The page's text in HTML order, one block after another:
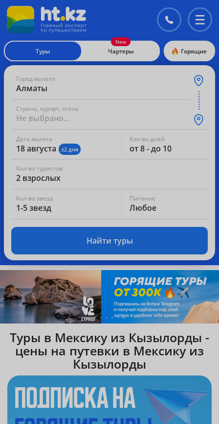
Контакты
меню
Туры Чартеры Горящие
Город вылета
Алматы
Страна, курорт, отель
Не выбрано...
Дата вылета
18 августа ±2 дня
Кол-во дней
от 8 - до 10
Кол-во туристов
2 взрослых
Кол-во звезд
1-5 звезд
Питание
Любое
Найти туры
Туры в Мексику из Кызылорды -
цены на путевки в Мексику из
Кызылорды